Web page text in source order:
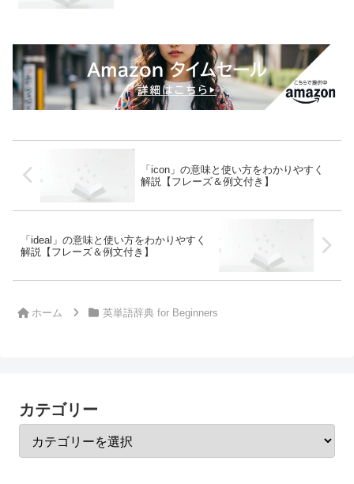
「icon」の意味と使い方をわかりやすく
解説【フレーズ＆例文付き】
「ideal」の意味と使い方をわかりやすく
解説【フレーズ＆例文付き】
ホーム 英単語辞典 for Beginners
カテゴリー